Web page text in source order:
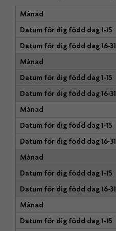
Månad
Datum för dig född dag 1-15
Datum för dig född dag 16-31
Månad
Datum för dig född dag 1-15
Datum för dig född dag 16-31
Månad
Datum för dig född dag 1-15
Datum för dig född dag 16-31
Månad
Datum för dig född dag 1-15
Datum för dig född dag 16-31
Månad
Datum för dig född dag 1-15